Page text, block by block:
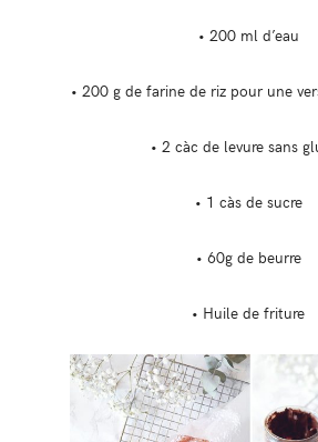
• 200 ml d’eau
• 200 g de farine de riz pour une
• 2 càc de levure sans
• 1 càs de sucre
• 60g de beurre
• Huile de friture